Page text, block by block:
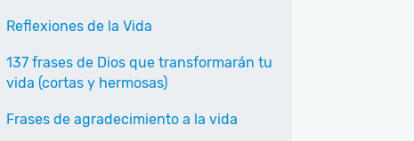
Reflexiones de la Vida
137 frases de Dios que transformarán tu
vida (cortas y hermosas)
Frases de agradecimiento a la vida